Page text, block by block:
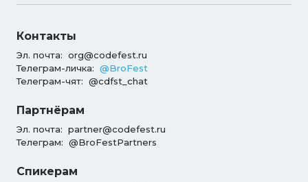
Контакты
Эл. почта: org@codefest.ru
Телеграм-личка: @BroFest
Телеграм-чят: @cdfst_chat
Партнёрам
Эл. почта: partner@codefest.ru
Телеграм: @BroFestPartners
Спикерам